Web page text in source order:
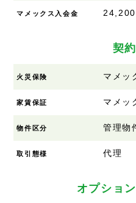
マメックス入会金 24,200
契
火災保険 マメッ
家賃保証 マメッ
物件区分 管理物
取引態様 代理
オプショ